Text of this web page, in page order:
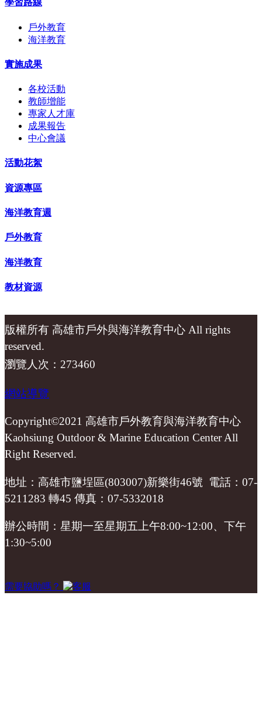
學習路線
戶外教育
海洋教育
實施成果
各校活動
教師增能
專家人才庫
成果報告
中心會議
活動花絮
資源專區
海洋教育週
戶外教育
海洋教育
教材資源
版權所有 高雄市戶外與海洋教育中心 All rights
reserved.
瀏覽人次：273460
網站導覽
Copyright©2021 高雄市戶外教育與海洋教育中心
Kaohsiung Outdoor & Marine Education Center All
Right Reserved.
地址：高雄市鹽埕區(803007)新樂街46號 電話：07-
5211283 轉45 傳真：07-5332018
辦公時間：星期一至星期五上午8:00~12:00、下午
1:30~5:00
需要協助嗎？